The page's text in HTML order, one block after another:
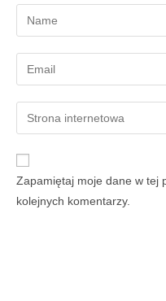
Zapamiętaj moje dane w tej
kolejnych komentarzy.